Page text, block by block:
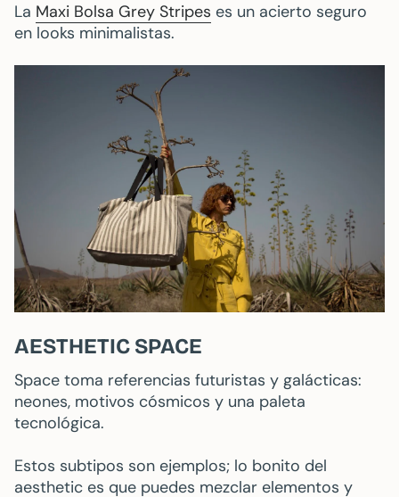
La Maxi Bolsa Grey Stripes es un acierto seguro
en looks minimalistas.
AESTHETIC SPACE
Space toma referencias futuristas y galácticas:
neones, motivos cósmicos y una paleta
tecnológica.
Estos subtipos son ejemplos; lo bonito del
aesthetic es que puedes mezclar elementos y